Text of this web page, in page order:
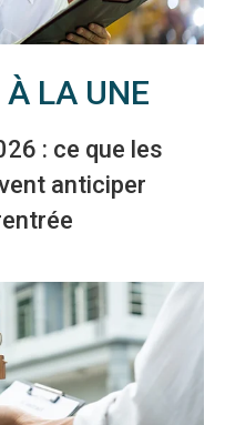
LA UNE
: ce que les
anticiper